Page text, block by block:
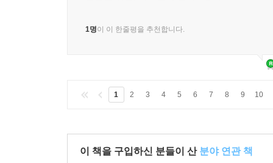
1명이 이 한줄평을 추천합니다.
1 2 3 4 5 6 7 8 9 10
이 책을 구입하신 분들이 산 분야 연관 책